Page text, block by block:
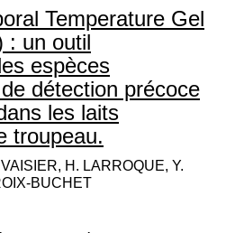
Temperature Gel
: un outil
espèces
détection précoce
les laits
troupeau.
H. LARROQUE, Y.
BUCHET